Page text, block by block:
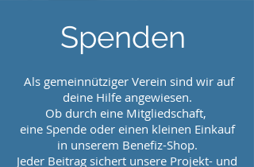
Spenden
Als gemeinnütziger Verein sind wir auf
deine Hilfe angewiesen.
Ob durch eine Mitgliedschaft,
eine Spende oder einen kleinen Einkauf
in unserem Benefiz-Shop.
Jeder Beitrag sichert unsere Projekt- und